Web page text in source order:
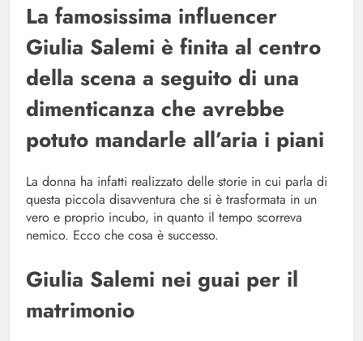
La famosissima influencer
Giulia Salemi è finita al centro
della scena a seguito di una
dimenticanza che avrebbe
potuto mandarle all’aria i piani
La donna ha infatti realizzato delle storie in cui parla di
questa piccola disavventura che si è trasformata in un
vero e proprio incubo, in quanto il tempo scorreva
nemico. Ecco che cosa è successo.
Giulia Salemi nei guai per il
matrimonio